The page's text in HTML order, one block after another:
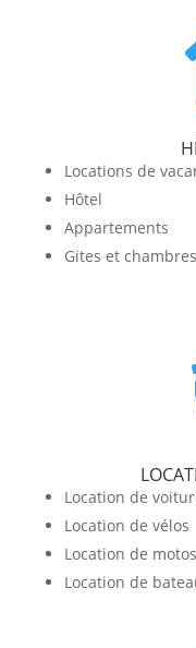
Locations de
Hôtel
Appartements
Gites et
Location de
Location de vélos
Location de motos
Location de